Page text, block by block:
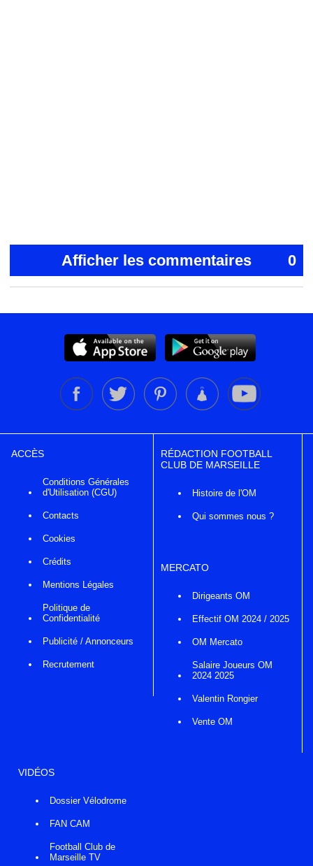
Afficher les commentaires 0
ACCÈS
Conditions Générales
d'Utilisation (CGU)
Contacts
Cookies
Crédits
Mentions Légales
Politique de
Confidentialité
Publicité / Annonceurs
Recrutement
RÉDACTION FOOTBALL
CLUB DE MARSEILLE
Histoire de l'OM
Qui sommes nous ?
MERCATO
Dirigeants OM
Effectif OM 2024 / 2025
OM Mercato
Salaire Joueurs OM
2024 2025
Valentin Rongier
Vente OM
VIDÉOS
Dossier Vélodrome
FAN CAM
Football Club de
Marseille TV